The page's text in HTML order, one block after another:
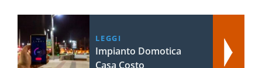
LEGGI
Impianto Domotica
Casa Costo